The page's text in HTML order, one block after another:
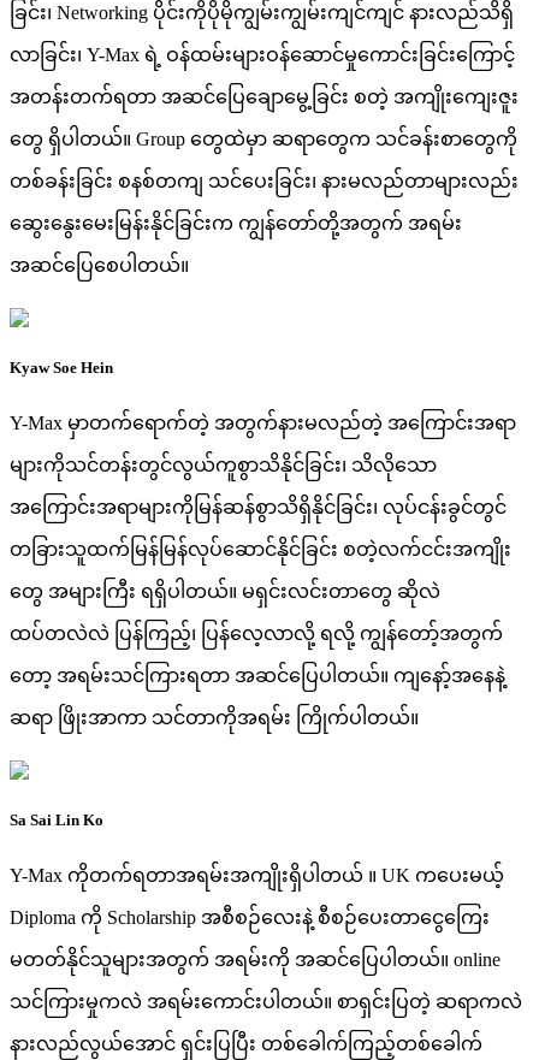
ခြင်း၊ Networking ပိုင်းကိုပိုမိုကျွမ်းကျွမ်းကျင်ကျင် နားလည်သိရှိ
လာခြင်း၊ Y-Max ရဲ့ ဝန်ထမ်းများဝန်ဆောင်မှုကောင်းခြင်းကြောင့်
အတန်းတက်ရတာ အဆင်ပြေချောမွေ့ခြင်း စတဲ့ အကျိုးကျေးဇူး
တွေ ရှိပါတယ်။ Group တွေထဲမှာ ဆရာတွေက သင်ခန်းစာတွေကို
တစ်ခန်းခြင်း စနစ်တကျ သင်ပေးခြင်း၊ နားမလည်တာများလည်း
ဆွေးနွေးမေးမြန်းနိုင်ခြင်းက ကျွန်တော်တို့အတွက် အရမ်း
အဆင်ပြေစေပါတယ်။
Kyaw Soe Hein
Y-Max မှာတက်ရောက်တဲ့ အတွက်နားမလည်တဲ့ အကြောင်းအရာ
များကိုသင်တန်းတွင်လွယ်ကူစွာသိနိုင်ခြင်း၊ သိလိုသော
အကြောင်းအရာများကိုမြန်ဆန်စွာသိရှိနိုင်ခြင်း၊ လုပ်ငန်းခွင်တွင်
တခြားသူထက်မြန်မြန်လုပ်ဆောင်နိုင်ခြင်း စတဲ့လက်ငင်းအကျိုး
တွေ အများကြီး ရရှိပါတယ်။ မရှင်းလင်းတာတွေ ဆိုလဲ
ထပ်တလဲလဲ ပြန်ကြည့်၊ ပြန်လေ့လာလို့ ရလို့ ကျွန်တော့်အတွက်
တော့ အရမ်းသင်ကြားရတာ အဆင်ပြေပါတယ်။ ကျနော့်အနေနဲ့
ဆရာ ဖြိုးအာကာ သင်တာကိုအရမ်း ကြိုက်ပါတယ်။
Sa Sai Lin Ko
Y-Max ကိုတက်ရတာအရမ်းအကျိုးရှိပါတယ် ။ UK ကပေးမယ့်
Diploma ကို Scholarship အစီစဉ်လေးနဲ့ စီစဉ်ပေးတာငွေကြေး
မတတ်နိုင်သူများအတွက် အရမ်းကို အဆင်ပြေပါတယ်။ online
သင်ကြားမှုကလဲ အရမ်းကောင်းပါတယ်။ စာရှင်းပြတဲ့ ဆရာကလဲ
နားလည်လွယ်အောင် ရှင်းပြပြီး တစ်ခေါက်ကြည့်တစ်ခေါက်